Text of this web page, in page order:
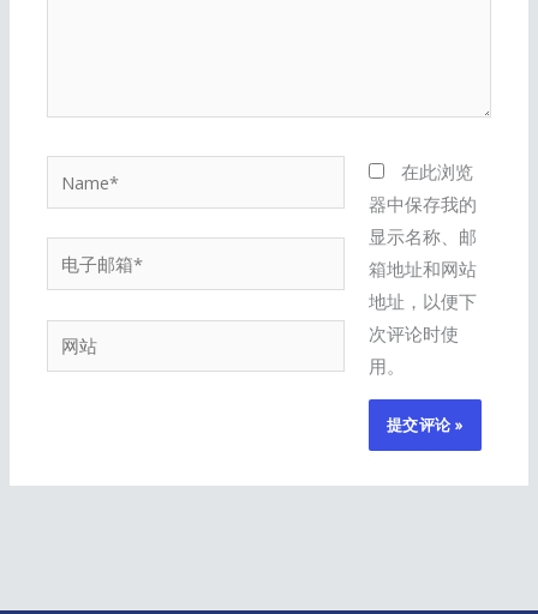
子
邮
箱
网
站
在此浏览
器中保存我的
显示名称、邮
箱地址和网站
地址，以便下
次评论时使
用。